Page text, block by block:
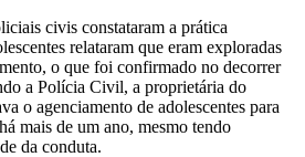
civis constataram a prática
relataram que eram exploradas
o que foi confirmado no decorrer
a Polícia Civil, a proprietária do
o agenciamento de adolescentes para
mais de um ano, mesmo tendo
da conduta.